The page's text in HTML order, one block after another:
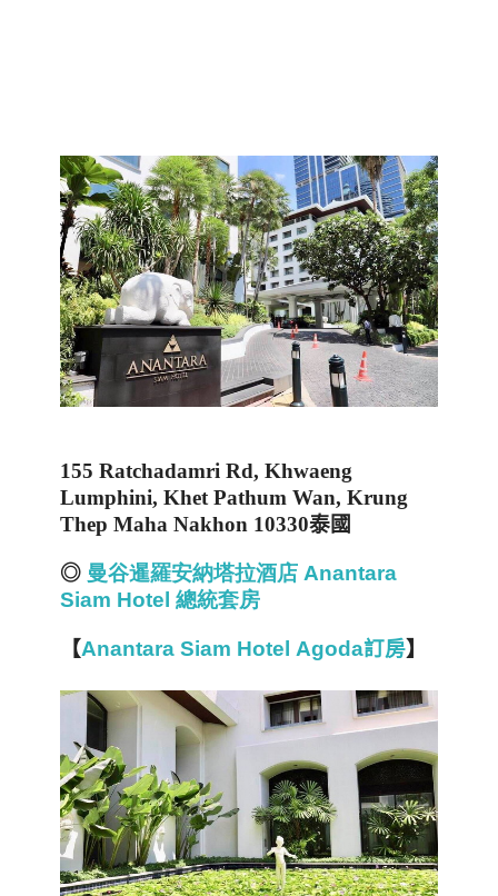
155 Ratchadamri Rd, Khwaeng
Lumphini, Khet Pathum Wan, Krung
Thep Maha Nakhon 10330泰國
◎ 曼谷暹羅安納塔拉酒店 Anantara
Siam Hotel 總統套房
【Anantara Siam Hotel Agoda訂房】